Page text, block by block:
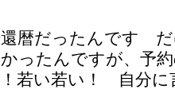
暦だったんです だ
ったんですが、予
い若い！ 自分に